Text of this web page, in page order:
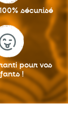
sécurisé
pour vos
!